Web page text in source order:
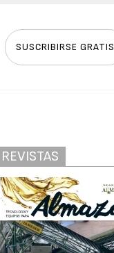
SUSCRIBIRSE GRATIS
REVISTAS